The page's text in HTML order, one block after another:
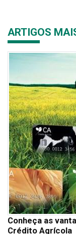
ARTIGOS
Conheça as
Crédito Agrícola